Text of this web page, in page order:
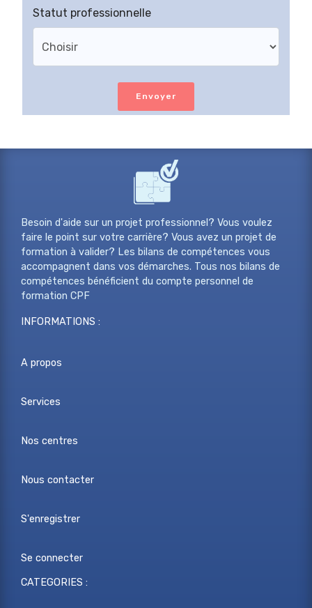
Statut professionnelle
Envoyer
Besoin d'aide sur un projet professionnel? Vous voulez
faire le point sur votre carrière? Vous avez un projet de
formation à valider? Les bilans de compétences vous
accompagnent dans vos démarches. Tous nos bilans de
compétences bénéficient du compte personnel de
formation CPF
INFORMATIONS :
A propos
Services
Nos centres
Nous contacter
S'enregistrer
Se connecter
CATEGORIES :